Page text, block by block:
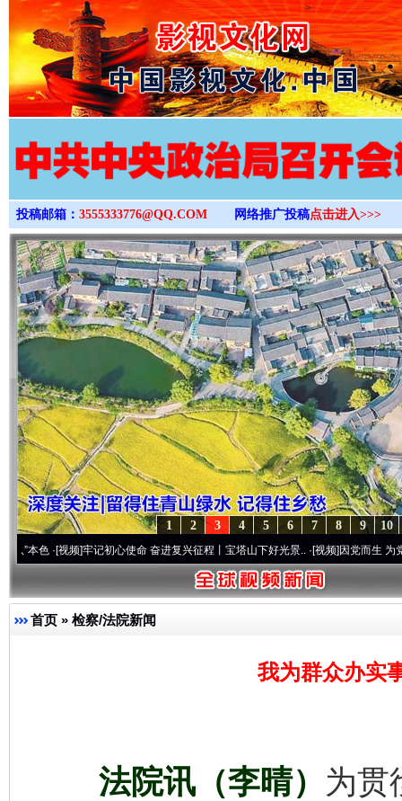
>
投稿邮箱： 3555333776@QQ.COM 网络推广投稿点击进入>>>
10
9
8
7
6
5
4
3
2
1
·[视频]牢记初心使命 奋进复兴征程丨宝塔山下好光景..·[视频]因党而生 为党而战
首页 » 检察/法院新闻
我为群众办实
法院讯（李晴） 为贯